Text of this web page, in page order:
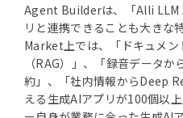
Agent Builderは、「Alli LLM
リと連携できることも大きな
Market上では、「ドキュメン
（RAG）」、「録音データ
約」、「社内情報からDeep
える生成AIアプリが100個以